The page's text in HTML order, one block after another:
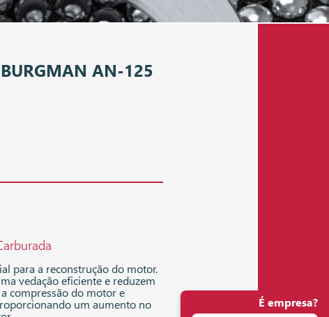
AN-125
para a reconstrução do motor.
vedação eficiente e reduzem
compressão do motor e
um aumento no
É empresa?